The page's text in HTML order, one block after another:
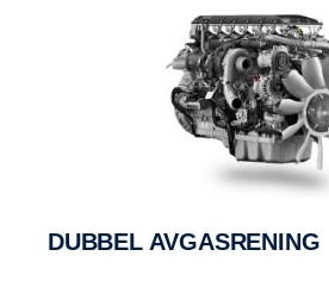
DUBBEL AVGASRENING